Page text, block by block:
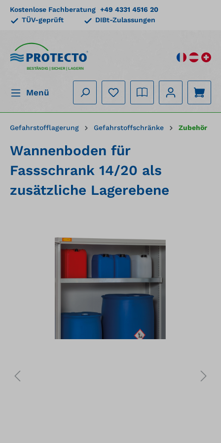
springen
Kostenlose Fachberatung +49 4331 4516 20
TÜV-geprüft
DIBt-Zulassungen
BESTÄNDIG | SICHER | LAGERN
Menü
Gefahrstofflagerung Gefahrstoffschränke Zubehör
Wannenboden für
Fassschrank 14/20 als
zusätzliche Lagerebene